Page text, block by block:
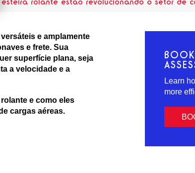
e amplamente
e frete. Sua
superfície plana, seja
a velocidade e a
e como eles
cargas aéreas.
Learn
more